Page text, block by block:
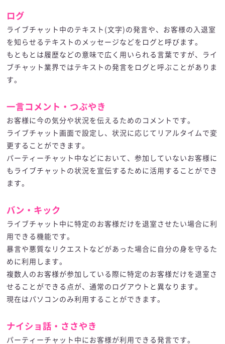
ログ
ライブチャット中のテキスト(文字)の発言や、お客様の入退室
を知らせるテキストのメッセージなどをログと呼びます。
もともとは履歴などの意味で広く用いられる言葉ですが、ライ
ブチャット業界ではテキストの発言をログと呼ぶことがありま
す。
一言コメント・つぶやき
お客様に今の気分や状況を伝えるためのコメントです。
ライブチャット画面で設定し、状況に応じてリアルタイムで変
更することができます。
パーティーチャット中などにおいて、参加していないお客様に
もライブチャットの状況を宣伝するために活用することができ
ます。
バン・キック
ライブチャット中に特定のお客様だけを退室させたい場合に利
用できる機能です。
暴言や悪質なリクエストなどがあった場合に自分の身を守るた
めに利用します。
複数人のお客様が参加している際に特定のお客様だけを退室さ
せることができる点が、通常のログアウトと異なります。
現在はパソコンのみ利用することができます。
ナイショ話・ささやき
パーティーチャット中にお客様が利用できる発言です。